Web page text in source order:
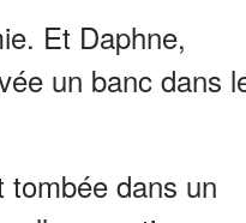
Et Daphne,
un banc dans
tombée dans un